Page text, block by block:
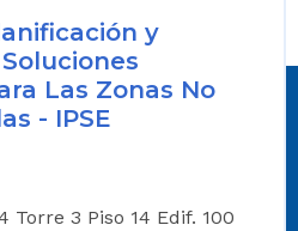
y
Las Zonas No
- IPSE
Torre 3 Piso 14 Edif. 100